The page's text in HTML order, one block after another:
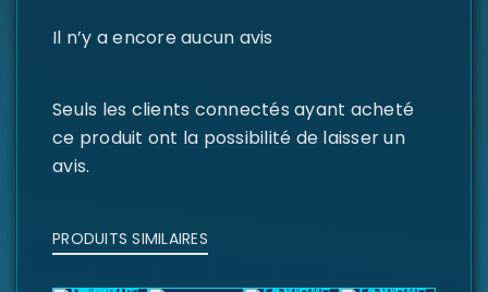
Il n’y a encore aucun avis
Seuls les clients connectés ayant acheté
ce produit ont la possibilité de laisser un
avis.
PRODUITS SIMILAIRES